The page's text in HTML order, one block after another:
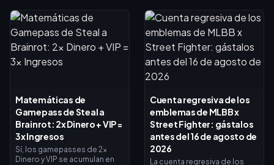
Matemáticas de
Gamepass de Steal a
Brainrot: 2x Dinero + VIP =
3x Ingresos
Sí, los gamepasses de 2x
Dinero y VIP se acumulan en
Cuenta regresiva de los
emblemas de MLBB x
Street Fighter: gástalos
antes del 16 de agosto de
2026
La cuenta regresiva de los